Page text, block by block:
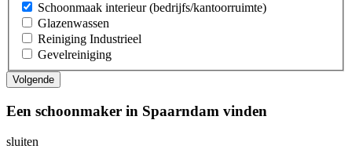
Schoonmaak interieur (bedrijfs/kantoorruimte)
Glazenwassen
Reiniging Industrieel
Gevelreiniging
Een schoonmaker in Spaarndam vinden
sluiten